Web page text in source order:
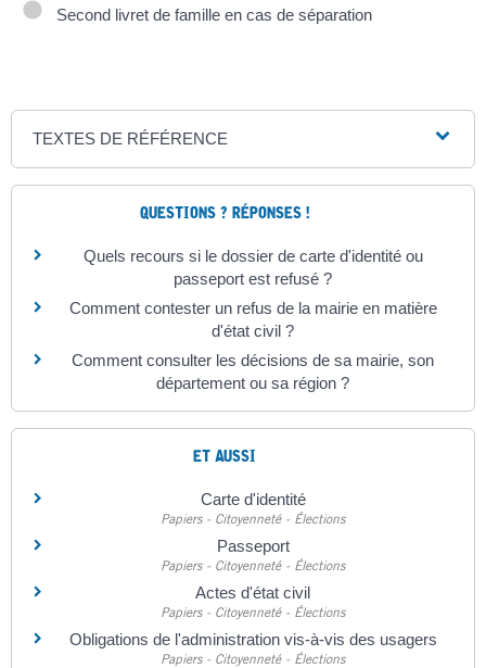
Second livret de famille en cas de séparation
TEXTES DE RÉFÉRENCE
QUESTIONS ? RÉPONSES !
Quels recours si le dossier de carte d'identité ou
passeport est refusé ?
Comment contester un refus de la mairie en matière
d'état civil ?
Comment consulter les décisions de sa mairie, son
département ou sa région ?
ET AUSSI
Carte d'identité
Papiers - Citoyenneté - Élections
Passeport
Papiers - Citoyenneté - Élections
Actes d'état civil
Papiers - Citoyenneté - Élections
Obligations de l'administration vis-à-vis des usagers
Papiers - Citoyenneté - Élections